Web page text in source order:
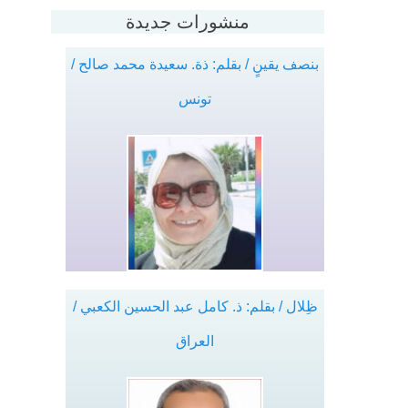
منشورات جديدة
بنصف يقينٍ / بقلم: ذة. سعيدة محمد صالح /
تونس
ظِلال / بقلم: ذ. كامل عبد الحسين الكعبي /
العراق